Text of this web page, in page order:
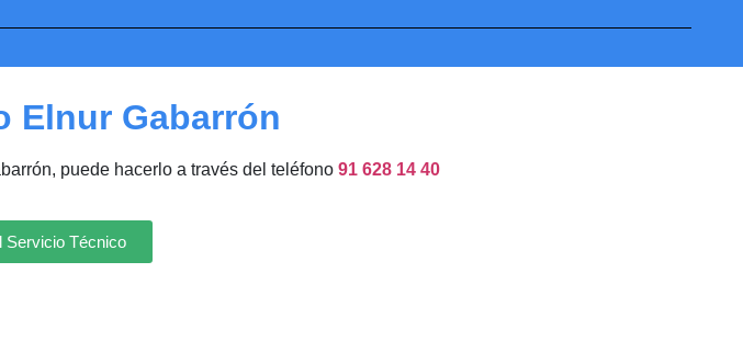
Elnur Gabarrón
puede hacerlo a través del teléfono 91 628 14 40
Servicio Técnico